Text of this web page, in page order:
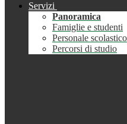
Servizi
Panoramica
Famiglie e studenti
Personale scolastico
Percorsi di studio